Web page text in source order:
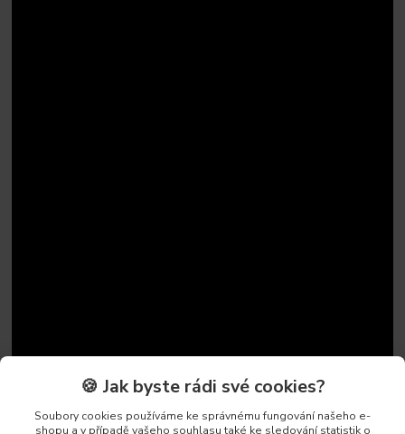
🍪 Jak byste rádi své cookies?
Soubory cookies používáme ke správnému fungování našeho e-
shopu a v případě vašeho souhlasu také ke sledování statistik o